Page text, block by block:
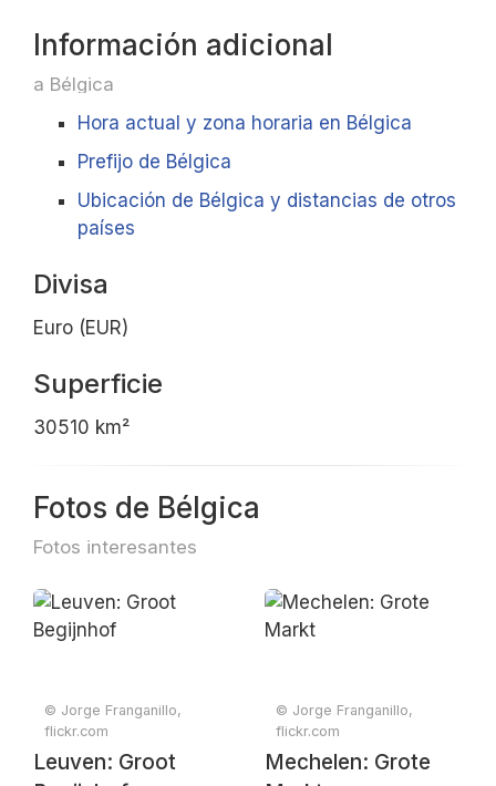
Información adicional
a Bélgica
Hora actual y zona horaria en Bélgica
Prefijo de Bélgica
Ubicación de Bélgica y distancias de otros
países
Divisa
Euro (EUR)
Superficie
30510 km²
Fotos de Bélgica
Fotos interesantes
© Jorge Franganillo,
flickr.com
Leuven: Groot
© Jorge Franganillo,
flickr.com
Mechelen: Grote